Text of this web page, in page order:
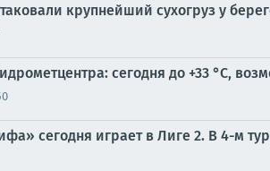
крупнейший сухогруз у
сегодня до +33 °C,
сегодня играет в Лиге 2. В 4-м